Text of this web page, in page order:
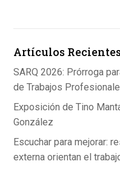
o
k
p
p
Artículos
SARQ 2026: Prórroga
de Trabajos
Exposición de Tino
González
Escuchar para mejorar:
externa orientan el